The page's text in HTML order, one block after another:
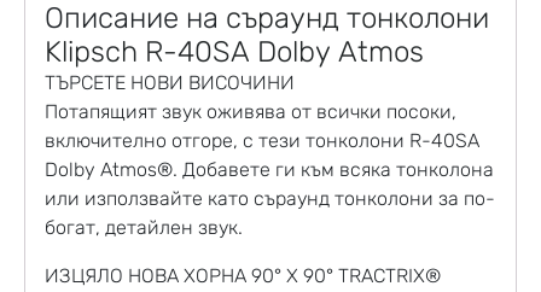
Описание на съраунд тонколони
Klipsch R-40SA Dolby Atmos
ТЪРСЕТЕ НОВИ ВИСОЧИНИ
Потапящият звук оживява от всички посоки,
включително отгоре, с тези тонколони R-40SA
Dolby Atmos®. Добавете ги към всяка тонколона
или използвайте като съраунд тонколони за по-
богат, детайлен звук.
ИЗЦЯЛО НОВА ХОРНА 90° X 90° TRACTRIX®